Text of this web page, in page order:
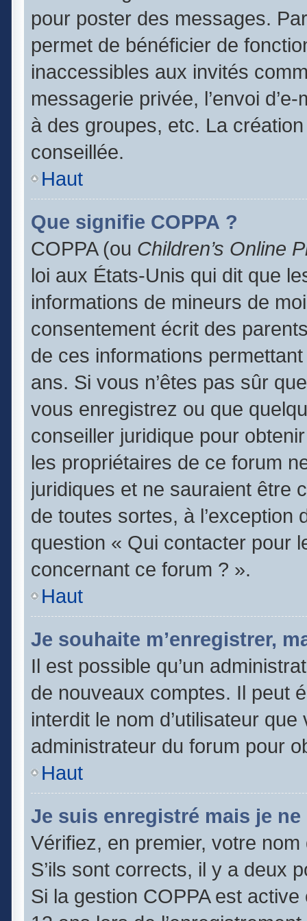
pour poster des messages.
permet de bénéficier de
inaccessibles aux invités
messagerie privée, l’envoi
à des groupes, etc. La
conseillée.
Haut
Que signifie COPPA ?
COPPA (ou Children’s Online
loi aux États-Unis qui dit que
informations de mineurs de
consentement écrit des
de ces informations
ans. Si vous n’êtes pas sûr
vous enregistrez ou que
conseiller juridique pour
les propriétaires de ce forum
juridiques et ne sauraient être
de toutes sortes, à l’exception
question « Qui contacter pour
concernant ce forum ? ».
Haut
Je souhaite m’enregistrer,
Il est possible qu’un
de nouveaux comptes. Il peut
interdit le nom d’utilisateur
administrateur du forum pour
Haut
Je suis enregistré mais je
Vérifiez, en premier, votre
S’ils sont corrects, il y a deux
Si la gestion COPPA est